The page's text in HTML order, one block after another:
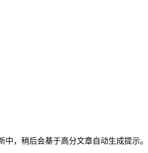
中，稍后会基于高分文章自动生成提示。